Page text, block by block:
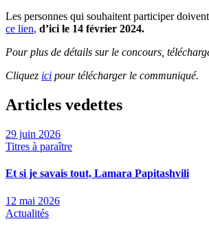
Les personnes qui souhaitent participer
ce lien, d’ici le 14 février 2024.
Pour plus de détails sur le concours,
Cliquez ici pour télécharger le communiqué.
Articles vedettes
29 juin 2026
Titres à paraître
Et si je savais tout, Lamara Papitashvili
12 mai 2026
Actualités